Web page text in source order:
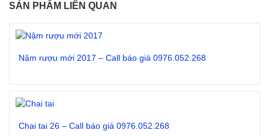
SẢN PHẨM LIÊN QUAN
Nậm rượu mới 2017 – Call báo giá 0976.052.268
Chai tai 26 – Call báo giá 0976.052.268